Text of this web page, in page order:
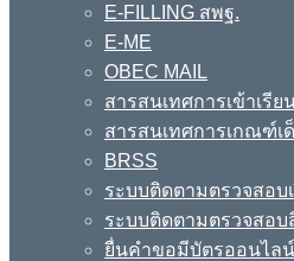
E-FILLING สพฐ.
E-ME
OBEC MAIL
สารสนเทศการเข้าเรีย
สารสนเทศการเกณฑ์เ
BRSS
ระบบติดตามตรวจสอบ
ระบบติดตามตรวจสอ
ยื่นคำขอมีบัตรออนไลน์